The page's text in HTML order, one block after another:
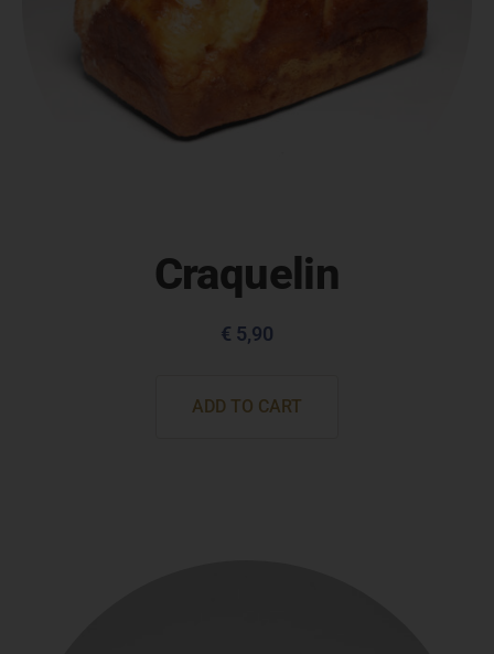
Craquelin
€ 5,90
ADD TO CART